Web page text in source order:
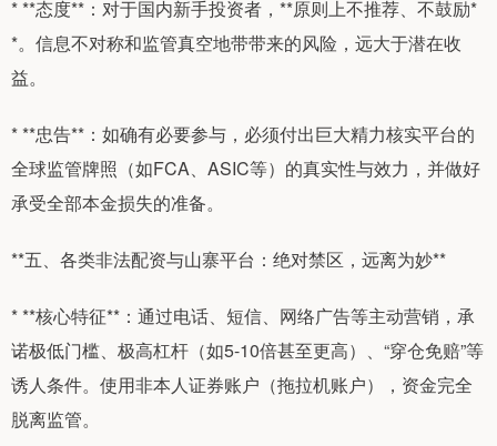
* **态度**：对于国内新手投资者，**原则上不推荐、不鼓励*
*。信息不对称和监管真空地带带来的风险，远大于潜在收
益。
* **忠告**：如确有必要参与，必须付出巨大精力核实平台的
全球监管牌照（如FCA、ASIC等）的真实性与效力，并做好
承受全部本金损失的准备。
**五、各类非法配资与山寨平台：绝对禁区，远离为妙**
* **核心特征**：通过电话、短信、网络广告等主动营销，承
诺极低门槛、极高杠杆（如5-10倍甚至更高）、“穿仓免赔”等
诱人条件。使用非本人证券账户（拖拉机账户），资金完全
脱离监管。